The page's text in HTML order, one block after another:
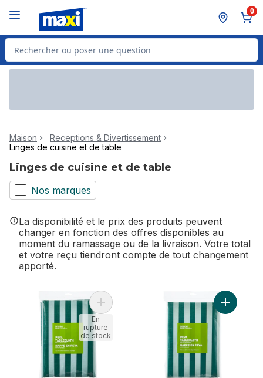
0
Rechercher des produits
Maison
Receptions & Divertissement
Linges de cuisine et de table
Linges de cuisine et de table
Nos marques
La disponibilité et le prix des produits peuvent
changer en fonction des offres disponibles au
moment du ramassage ou de la livraison. Votre total
et votre reçu tiendront compte de tout changement
apporté.
Ajouter Nappe imperméable 60 po x 102
En
rupture
de stock
Ajouter